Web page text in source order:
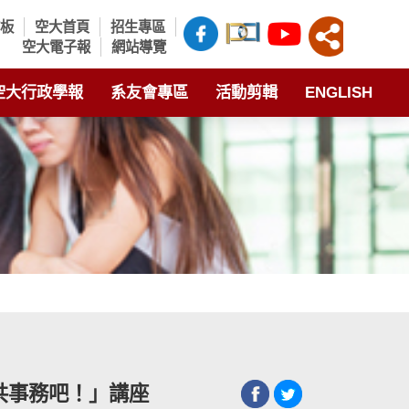
空大首頁
招生專區
空大電子報
網站導覽
大行政學報 系友會專區 活動剪輯 ENGLISH
事務吧！」講座